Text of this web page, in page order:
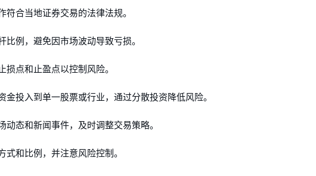
合当地证券交易的法律法规。
例，避免因市场波动导致亏损。
点和止盈点以控制风险。
投入到单一股票或行业，通过分散投资降低风险。
态和新闻事件，及时调整交易策略。
和比例，并注意风险控制。